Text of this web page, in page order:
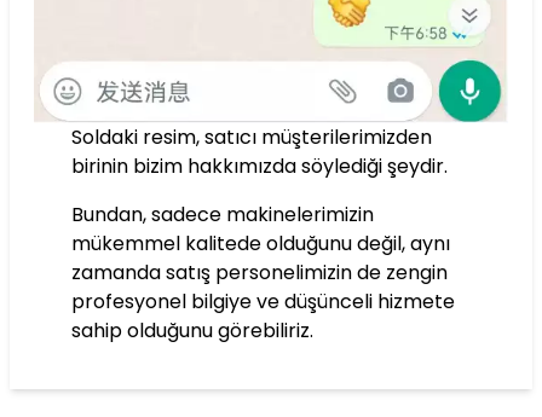
Soldaki resim, satıcı müşterilerimizden
birinin bizim hakkımızda söylediği şeydir.
Bundan, sadece makinelerimizin
mükemmel kalitede olduğunu değil, aynı
zamanda satış personelimizin de zengin
profesyonel bilgiye ve düşünceli hizmete
sahip olduğunu görebiliriz.